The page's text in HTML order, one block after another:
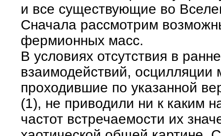
и все существующие во
Сначала рассмотрим
фермионных масс.
В условиях отсутствия в
взаимодействий,
проходившие по указанной
(1), не приводили ни к каким
частот встречаемости их